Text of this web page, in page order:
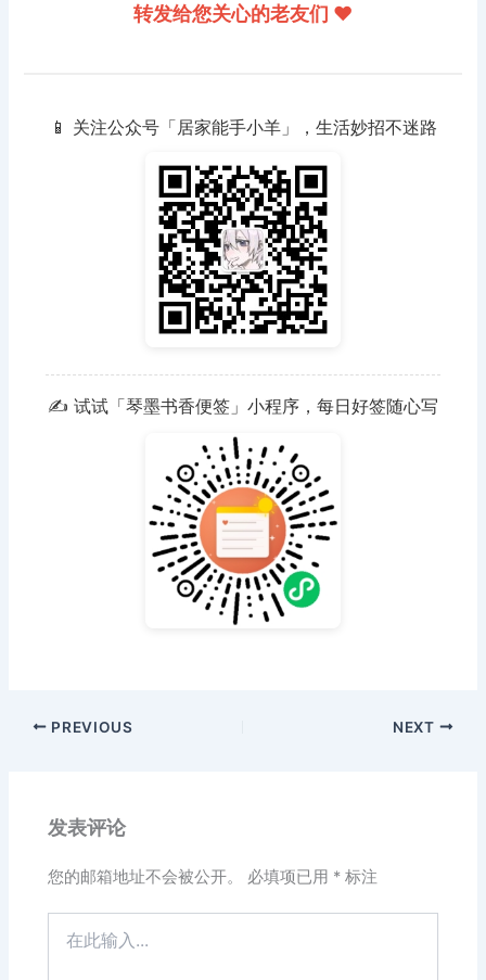
转发给您关心的老友们 ❤️
📱 关注公众号「居家能手小羊」，生活妙招不迷路
✍️ 试试「琴墨书香便签」小程序，每日好签随心写
PREVIOUS NEXT
发表评论
您的邮箱地址不会被公开。 必填项已用 * 标注